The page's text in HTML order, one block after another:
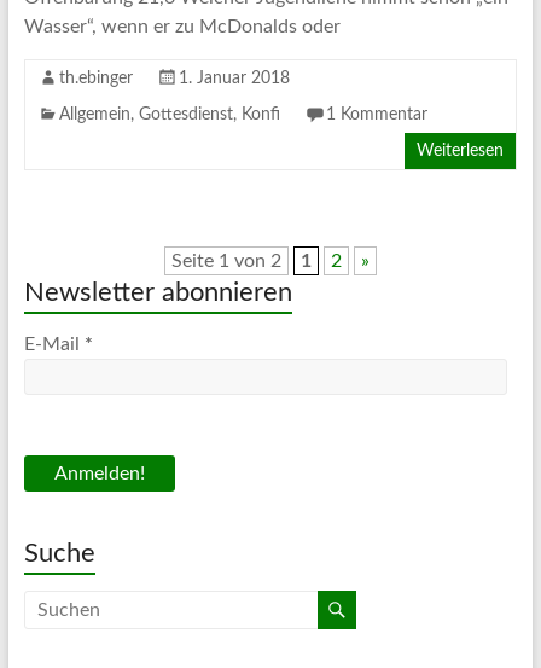
Wasser“, wenn er zu McDonalds oder
th.ebinger 1. Januar 2018
Allgemein, Gottesdienst, Konfi 1 Kommentar
Weiterlesen
Seite 1 von 2 1 2 »
Newsletter abonnieren
E-Mail *
Suche